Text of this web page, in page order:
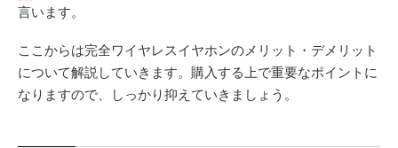
言います。
ここからは完全ワイヤレスイヤホンのメリット・デメリット
について解説していきます。購入する上で重要なポイントに
なりますので、しっかり抑えていきましょう。